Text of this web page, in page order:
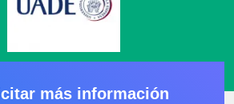
más información